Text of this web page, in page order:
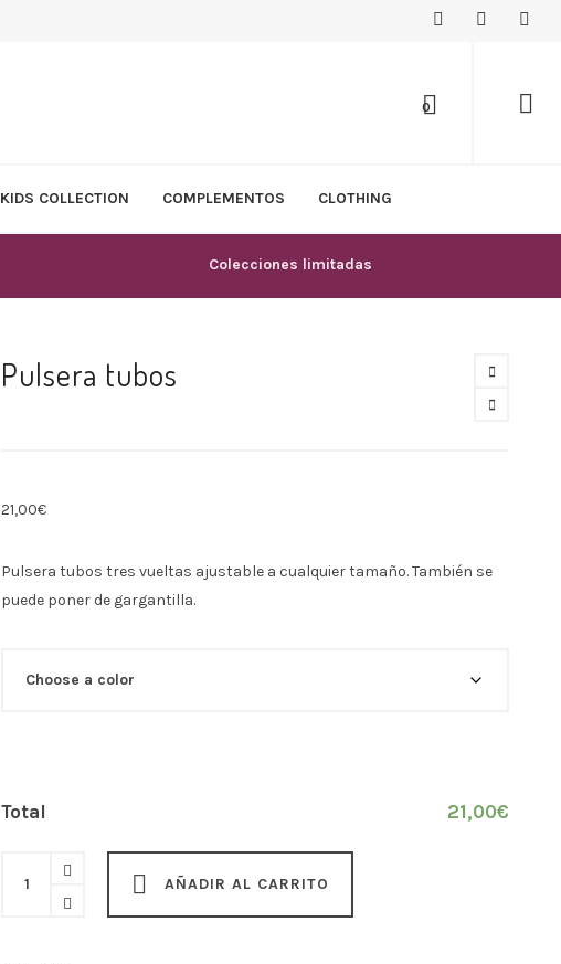
0
KIDS COLLECTION COMPLEMENTOS CLOTHING
Colecciones limitadas
Pulsera tubos
21,00€
Pulsera tubos tres vueltas ajustable a cualquier tamaño. También se
puede poner de gargantilla.
Total 21,00€
tubos
AÑADIR AL CARRITO